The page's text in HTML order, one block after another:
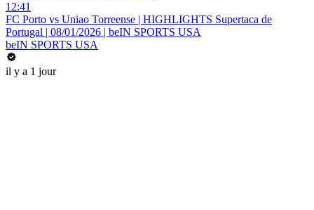
12:41
FC Porto vs Uniao Torreense | HIGHLIGHTS Supertaca de
Portugal | 08/01/2026 | beIN SPORTS USA
beIN SPORTS USA
il y a 1 jour